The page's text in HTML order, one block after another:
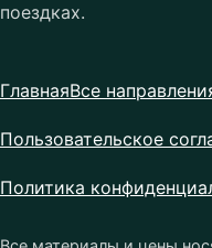
поездках.
ГлавнаяВсе
Пользовательское
Политика